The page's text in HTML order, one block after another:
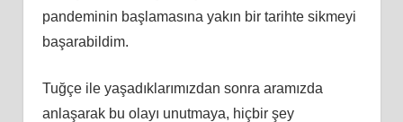
pandeminin başlamasına yakın bir tarihte sikmeyi
başarabildim.
Tuğçe ile yaşadıklarımızdan sonra aramızda
anlaşarak bu olayı unutmaya, hiçbir şey